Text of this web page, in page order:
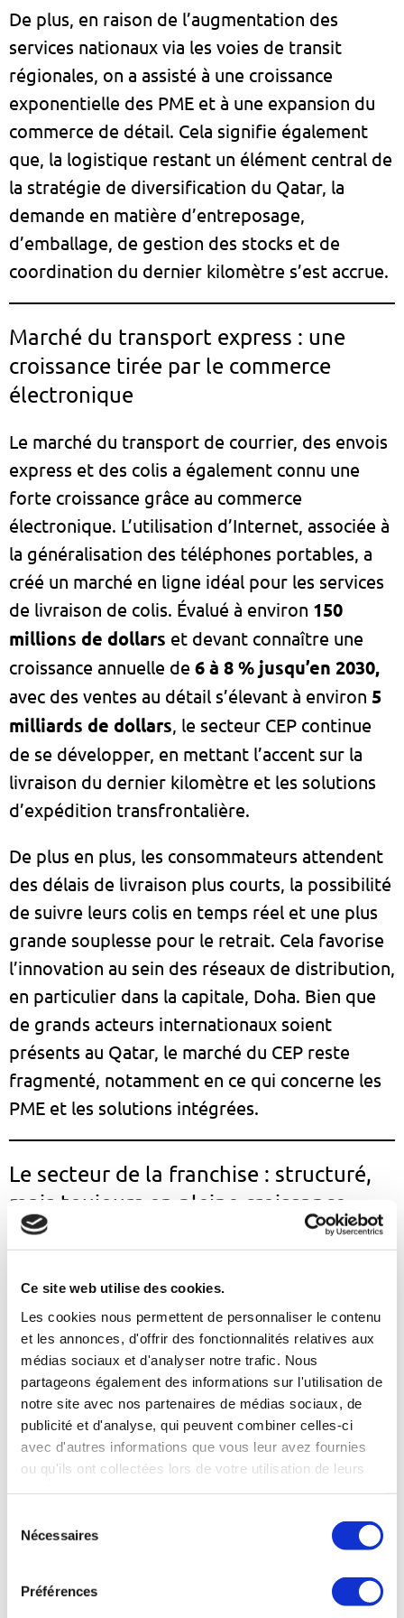
Ce site web utilise des cookies.
Les cookies nous permettent de personnaliser le contenu
et les annonces, d'offrir des fonctionnalités relatives aux
médias sociaux et d'analyser notre trafic. Nous
partageons également des informations sur l'utilisation de
notre site avec nos partenaires de médias sociaux, de
publicité et d'analyse, qui peuvent combiner celles-ci
avec d'autres informations que vous leur avez fournies
ou qu'ils ont collectées lors de votre utilisation de leurs
Nécessaires
Préférences
De plus, en raison de l’augmentation des
services nationaux via les voies de transit
régionales, on a assisté à une croissance
exponentielle des PME et à une expansion du
commerce de détail. Cela signifie également
que, la logistique restant un élément central de
la stratégie de diversification du Qatar, la
demande en matière d’entreposage,
d’emballage, de gestion des stocks et de
coordination du dernier kilomètre s’est accrue.
Marché du transport express : une
croissance tirée par le commerce
électronique
Le marché du transport de courrier, des envois
express et des colis a également connu une
forte croissance grâce au commerce
électronique. L’utilisation d’Internet, associée à
la généralisation des téléphones portables, a
créé un marché en ligne idéal pour les services
de livraison de colis. Évalué à environ 150
millions de dollars et devant connaître une
croissance annuelle de 6 à 8 % jusqu’en 2030,
avec des ventes au détail s’élevant à environ 5
milliards de dollars, le secteur CEP continue
de se développer, en mettant l’accent sur la
livraison du dernier kilomètre et les solutions
d’expédition transfrontalière.
De plus en plus, les consommateurs attendent
des délais de livraison plus courts, la possibilité
de suivre leurs colis en temps réel et une plus
grande souplesse pour le retrait. Cela favorise
l’innovation au sein des réseaux de distribution,
en particulier dans la capitale, Doha. Bien que
de grands acteurs internationaux soient
présents au Qatar, le marché du CEP reste
fragmenté, notamment en ce qui concerne les
PME et les solutions intégrées.
Le secteur de la franchise : structuré,
mais toujours en pleine croissance
Le secteur de la franchise au Qatar a atteint
une certaine maturité, principalement sous
l’alimentation et des boissons, mais les
secteurs des services sont également en plein
essor. Parmi les facteurs favorables à la
franchise au Qatar, on peut citer le niveau élevé
du revenu disponible, un accès aisé au capital et
une bonne connaissance des marques
internationales.
Les PME représentent environ
enregistrées au
Qatar, et parallèlement à la simplification des